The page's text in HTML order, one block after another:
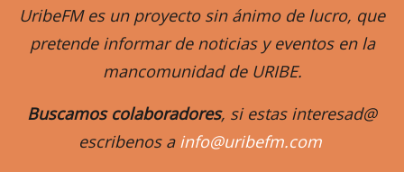
UribeFM es un proyecto sin ánimo de lucro, que
pretende informar de noticias y eventos en la
mancomunidad de URIBE.
Buscamos colaboradores, si estas interesad@
escribenos a info@uribefm.com